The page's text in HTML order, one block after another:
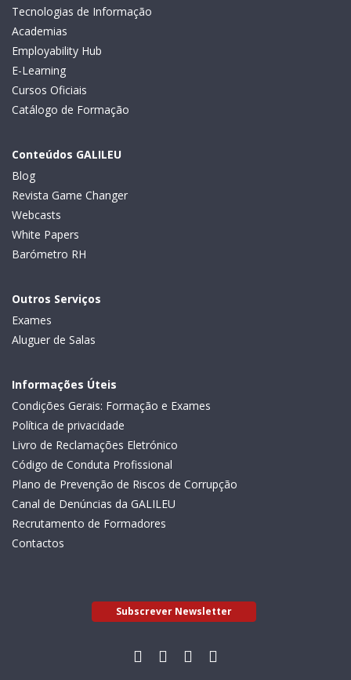
Tecnologias de Informação
Academias
Employability Hub
E-Learning
Cursos Oficiais
Catálogo de Formação
Conteúdos GALILEU
Blog
Revista Game Changer
Webcasts
White Papers
Barómetro RH
Outros Serviços
Exames
Aluguer de Salas
Informações Úteis
Condições Gerais: Formação e Exames
Política de privacidade
Livro de Reclamações Eletrónico
Código de Conduta Profissional
Plano de Prevenção de Riscos de Corrupção
Canal de Denúncias da GALILEU
Recrutamento de Formadores
Contactos
Subscrever Newsletter